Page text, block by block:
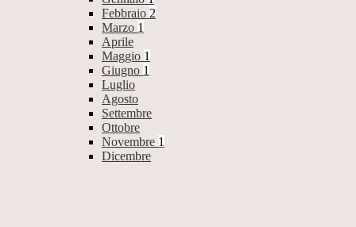
Febbraio 2
Marzo 1
Aprile
Maggio 1
Giugno 1
Luglio
Agosto
Settembre
Ottobre
Novembre 1
Dicembre